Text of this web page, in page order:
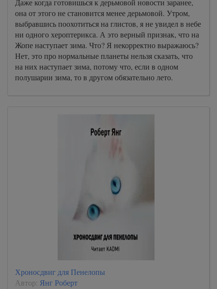
она от этого не становится менее дерьмовой. Утром,
выбравшись поохотиться на глистов, я не увидел в небе
ни одного хероптерикса. А это верный признак, что на
Жопе наступает зима. Что? Я некорректно выражаюсь?
Нет, это про нормальные планеты нельзя сказать, что
на них наступает зима, потому что, если в одном
полушарии зима, то в другом обязательно лето.
Хроносдвиг для Пенелопы
Автор: Янг Роберт